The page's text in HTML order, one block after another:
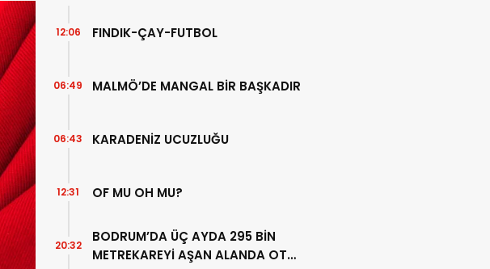
FINDIK-ÇAY-FUTBOL
12:06
MALMÖ’DE MANGAL BİR BAŞKADIR
06:49
KARADENİZ UCUZLUĞU
06:43
OF MU OH MU?
12:31
BODRUM’DA ÜÇ AYDA 295 BİN
METREKAREYİ AŞAN ALANDA OT
20:32